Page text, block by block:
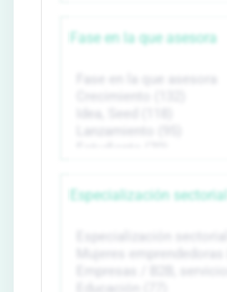
Fase en la que asesora
Especialización sectorial